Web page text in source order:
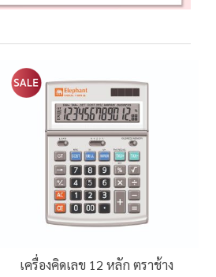
เครื่องคิดเลข 12 หลัก ตราช้าง